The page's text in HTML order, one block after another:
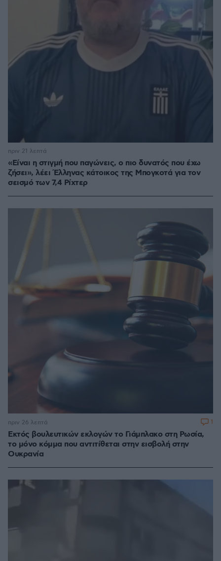
«Είναι η στιγμή που παγώνεις, ο πιο δυνατός που έχω
ζήσει», λέει Έλληνας κάτοικος της Μπογκοτά για τον
σεισμό των 7,4 Ρίχτερ
πριν 21 λεπτά
Εκτός βουλευτικών εκλογών το Γιάμπλακο στη Ρωσία,
το μόνο κόμμα που αντιτίθεται στην εισβολή στην
Ουκρανία
πριν 26 λεπτά 1